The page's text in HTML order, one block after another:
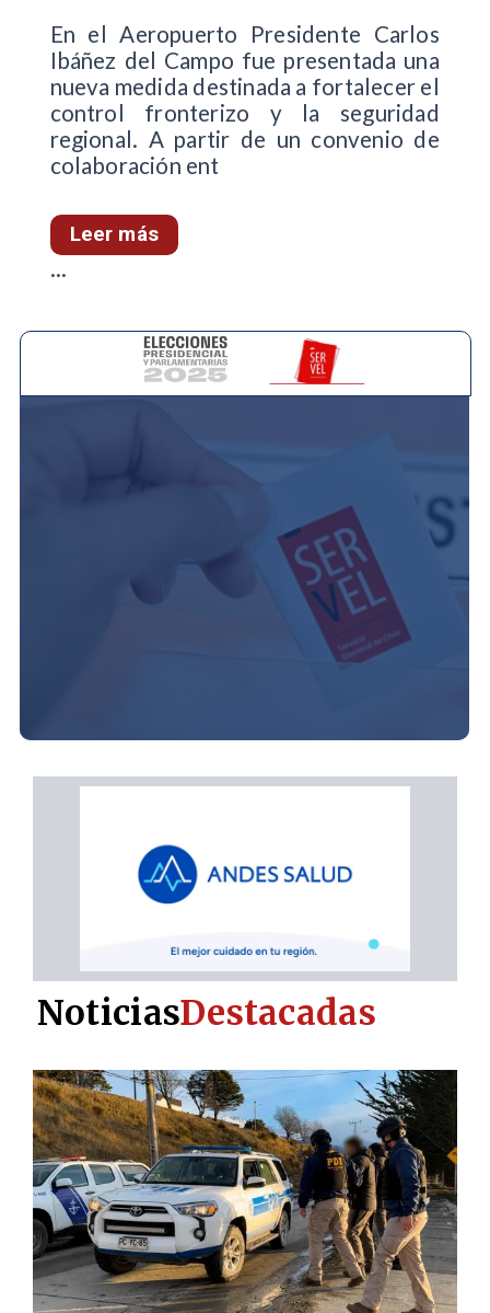
En el Aeropuerto Presidente Carlos
Ibáñez del Campo fue presentada una
nueva medida destinada a fortalecer el
control fronterizo y la seguridad
regional. A partir de un convenio de
colaboración ent
Leer más
...
NoticiasDestacadas